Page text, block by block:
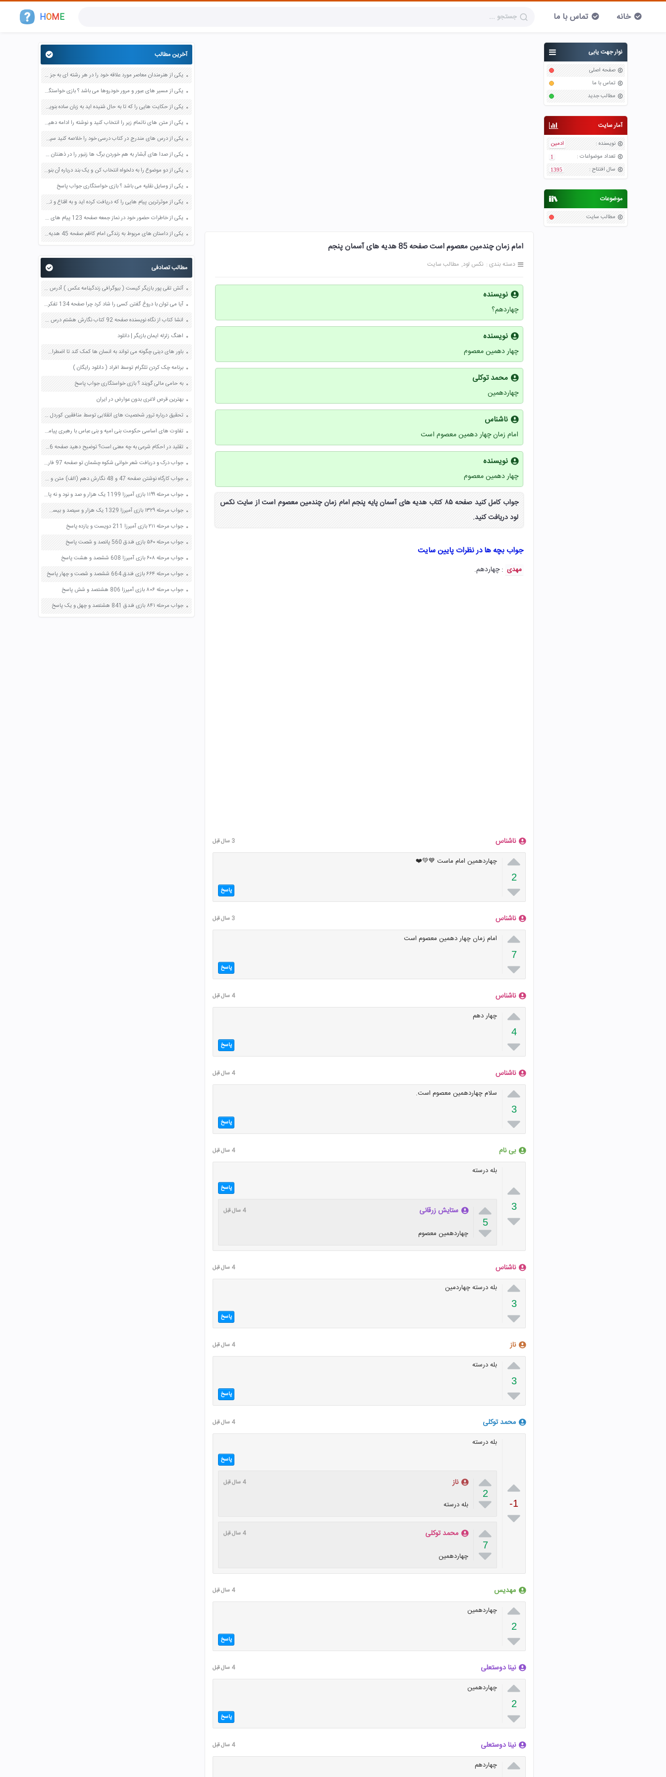
HOME خانه تماس با ما
نوار جهت یابی
صفحه اصلی
تماس با ما
مطالب جدید
آمار سایت
نویسنده :
ادمین
تعداد موضواعات :
1
سال افتتاح :
1395
موضوعات
مطالب سایت
امام زمان چندمین معصوم است صفحه 85 هدیه های آسمان پنجم
دسته بندی : نکس لود مطالب سایت
نویسنده
چهاردهم؟
نویسنده
چهار دهمین معصوم
محمد توکلی
چهاردهمین
ناشناس
امام زمان چهار دهمین معصوم است
نویسنده
چهار دهمین معصوم
جواب کامل کنید صفحه ۸۵ کتاب هدیه های آسمان پایه پنجم امام زمان چندمین معصوم است از سایت نکس
لود دریافت کنید.
جواب بچه ها در نظرات پایین سایت
مهدی : چهاردهم.
ناشناس 3 سال قبل

2

چهاردهمین امام ماست 💙💚❤️
پاسخ
ناشناس 3 سال قبل

7

امام زمان چهار دهمین معصوم است
پاسخ
ناشناس 4 سال قبل

4

چهار دهم
پاسخ
ناشناس 4 سال قبل

3

سلام چهاردهمین معصوم است.
پاسخ
بی نام 4 سال قبل

3

بله درسته
پاسخ

5

ستایش زرقانی 4 سال قبل
چهاردهمین معصوم
ناشناس 4 سال قبل

3

بله درسته چهاردمین
پاسخ
ناز 4 سال قبل

3

بله درسته
پاسخ
محمد توکلی 4 سال قبل

-1

بله درسته
پاسخ

2

ناز 4 سال قبل
بله درسته

7

محمد توکلی 4 سال قبل
چهاردهمین
مهدیس 4 سال قبل

2

چهاردهمین
پاسخ
نینا دوستعلی 4 سال قبل

2

چهاردهمین
پاسخ
نینا دوستعلی 4 سال قبل
 چهاردهم
آخرین مطالب
یکی از هنرمندان معاصر مورد علاقه خود را در هر رشته ای به جز عکاسی صفحه 69 فرهنگ و هنر نهم
یکی از مسیر های عبور و مرور خودروها می باشد ؟ بازی خواستگاری جواب پاسخ
یکی از حکایت هایی را که تا به حال شنیده اید به زبان ساده بنویسید صفحه 97 نگارش ششم دبستان
یکی از متن های ناتمام زیر را انتخاب کنید و نوشته را ادامه دهید صفحه 73 و 74 کتاب نگارش فارسی پنجم دبستان
یکی از درس های مندرج در کتاب درسی خود را خلاصه کنید سپس متن خلاصه شده را با بهره گیری از روش های دسته بندی نمودار جدول نقشه مفهومی نشان دهید صفحه 118 نگارش یازدهم
یکی از صدا های آبشار به هم خوردن برگ ها زنبور را در ذهنتان مجسم کنید و درباره آن یک بند بنویسید صفحه 11 نگارش پنجم
یکی از دو موضوع را به دلخواه انتخاب کن و یک بند درباره آن بنویس صفحه 35 کتاب نگارش فارسی سوم
یکی از وسایل نقلیه می باشد ؟ بازی خواستگاری جواب پاسخ
یکی از موثرترین پیام هایی را که دریافت کرده اید و به اقناع و تغییری جدی در شما منجر شده است برسی کنید و علت این تاثیر گذاری قابل توجه را بنویسید صفحه 52 تفکر و سواد رسانه ای دهم
یکی از خاطرات حضور خود در نماز جمعه صفحه 123 پیام های آسمان هفتم
یکی از داستان های مربوط به زندگی امام کاظم صفحه 45 هدیه های آسمان چهارم
مطالب تصادفی
آتش تقی پور بازیگر کیست ( بیوگرافی زندگینامه عکس ) آدرس اینستاگرام
آیا می توان با دروغ گفتن کسی را شاد کرد چرا صفحه 134 تفکر و سبک زندگی هشتم
انشا کتاب از نگاه نویسنده صفحه 92 کتاب نگارش هشتم درس هشتم
اهنگ زلزله ایمان بازیگر | دانلود
باور های دینی چگونه می تواند به انسان ها کمک کند تا اضطراب خود را کاهش دهند صفحه 91 کتاب تفکر و سبک زندگی هفتم
برنامه چک کردن تلگرام توسط افراد ( دانلود رایگان )
به حامی مالی گویند ؟ بازی خواستگاری جواب پاسخ
بهترین قرص لاغری بدون عوارض در ایران
تحقیق درباره ترور شخصیت های انقلابی توسط منافقین کوردل به تحریک آمریکا و رژیم اشغالگر قدس صفحه 35 آمادگی دفاعی نهم
تفاوت های اساسی حکومت بنی امیه و بنی عباس با رهبری پیامبر چه بود؟ صفحه 94 دین و زندگی یازدهم
تقلید در احکام شرعی به چه معنی است؟ توضیح دهید صفحه 96 پیام های آسمان هفتم
جواب درک و دریافت شعر خوانی شکوه چشمان تو صفحه 97 فارسی دوازدهم
جواب کارگاه نوشتن صفحه 47 و 48 نگارش دهم (الف) متن و پرسش های زیر را بخوانید آنگاه از بین پرسش ها هر یک را که با محتوای نوشته ارتباط دارند مشخص نمایید سرانجام آنها را متناسب با متن گزینش و سازماندهی کنید
جواب مرحله ۱۱۹۹ بازی آمیرزا 1199 یک هزار و صد و نود و نه پاسخ
جواب مرحله ۱۳۲۹ بازی آمیرزا 1329 یک هزار و سیصد و بیست و نه پاسخ
جواب مرحله ۲۱۱ بازی آمیرزا 211 دویست و یازده پاسخ
جواب مرحله ۵۶۰ بازی فندق 560 پانصد و شصت پاسخ
جواب مرحله ۶۰۸ بازی آمیرزا 608 ششصد و هشت پاسخ
جواب مرحله ۶۶۴ بازی فندق 664 ششصد و شصت و چهار پاسخ
جواب مرحله ۸۰۶ بازی آمیرزا 806 هشتصد و شش پاسخ
جواب مرحله ۸۴۱ بازی فندق 841 هشتصد و چهل و یک پاسخ